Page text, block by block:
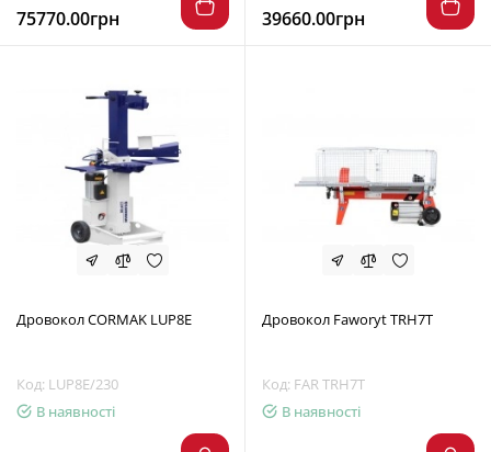
75770.00грн 39660.00грн
Дровокол CORMAK LUP8E
Код: LUP8E/230
В наявності
Дровокол Faworyt TRH7T
Код: FAR TRH7T
В наявності